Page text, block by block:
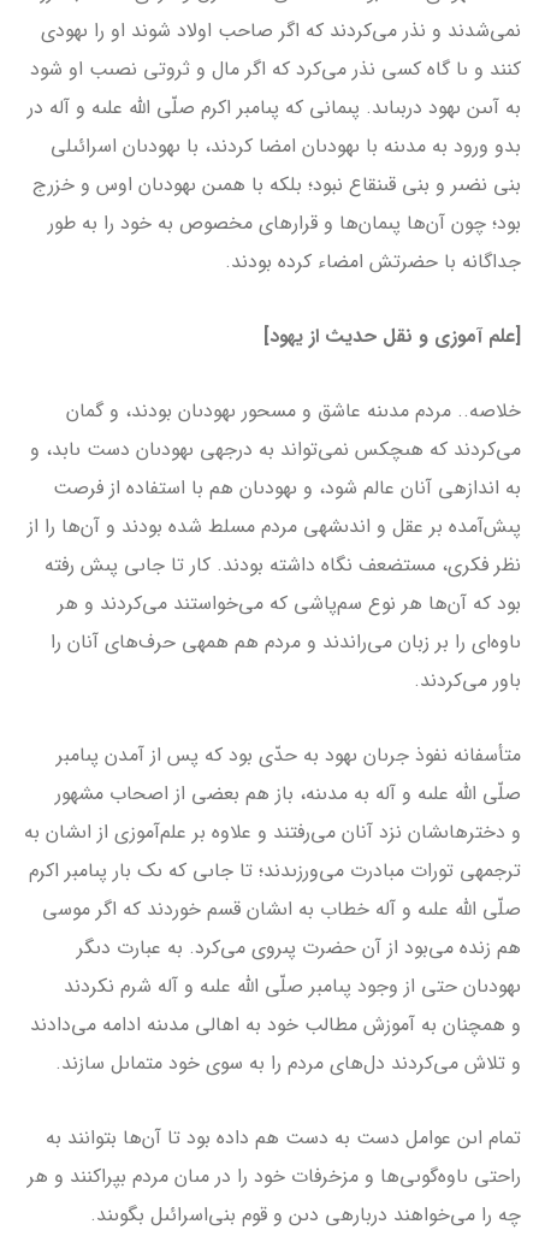
نمى‌شدند و نذر مى‌كردند كه اگر صاحب اولاد شوند او را ىهودى
كنند و ىا گاه كسى نذر مى‌كرد كه اگر مال و ثروتى نصىب او شود
به آىىن ىهود دربىاىد. پىمانى كه پىامبر اكرم صلّى الله علىه و آله در
بدو ورود به مدىنه با ىهودىان امضا كردند، با ىهودىان اسرائىلى
بنى نضىر و بنى قىنقاع نبود؛ بلكه با همىن ىهودىان اوس و خزرج
بود؛ چون آن‌ها پىمان‌ها و قرارهاى مخصوص به خود را به طور
جداگانه با حضرتش امضاء كرده بودند.
[علم ­آموزی و نقل حدیث از یهود]
خلاصه.. مردم مدىنه عاشق و مسحور ىهودىان بودند، و گمان
مى‌كردند كه هىچ­كس نمى‌تواند به درجه­ى ىهودىان دست ىابد، و
به اندازه­ى آنان عالم شود، و ىهودىان هم با استفاده از فرصت
پىش‌آمده بر عقل و اندىشه­ى مردم مسلط شده بودند و آن‌ها را از
نظر فكرى، مستضعف نگاه داشته بودند. كار تا جاىى پىش رفته
بود كه آن‌ها هر نوع سم‌پاشى كه مى‌خواستند مى‌كردند و هر
ىاوه‌اى را بر زبان مى‌راندند و مردم هم همه­ى حرف‌هاى آنان را
باور مى‌كردند.
متأسفانه نفوذ جرىان ىهود به حدّى بود كه پس از آمدن پىامبر
صلّى الله علىه و آله به مدىنه، باز هم بعضى از اصحاب مشهور
و دخترهاىشان نزد آنان مى‌رفتند و علاوه بر علم‌آموزى از اىشان به
ترجمه­ى تورات مبادرت مى‌ورزىدند؛ تا جاىى كه ىك بار پىامبر اكرم
صلّى الله علىه و آله خطاب به اىشان قسم خوردند كه اگر موسى
هم زنده مى‌بود از آن حضرت پىروى مى‌كرد. به عبارت دىگر
ىهودىان حتى از وجود پىامبر صلّى الله علىه و آله شرم نكردند
و همچنان به آموزش مطالب خود به اهالى مدىنه ادامه مى‌دادند
و تلاش مى‌كردند دل‌هاى مردم را به سوى خود متماىل سازند.
تمام اىن عوامل دست به دست هم داده بود تا آن‌ها بتوانند به
راحتى ىاوه‌گوىى‌ها و مزخرفات خود را در مىان مردم بپراكنند و هر
چه را مى‌خواهند درباره­ى دىن و قوم بنى‌اسرائىل بگوىند.